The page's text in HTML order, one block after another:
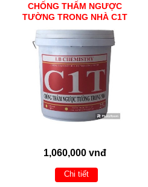
CHỐNG THẤM NGƯỢC
TƯỜNG TRONG NHÀ C1T
1,060,000 vnđ
Chi tiết